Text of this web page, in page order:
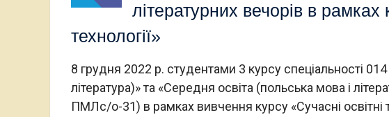
літературних вечорів в рамках
технології»
8 грудня 2022 р. студентами 3 курсу спеціальності
література)» та «Середня освіта (польська мова і
ПМЛс/о-31) в рамках вивчення курсу «Сучасні освітні